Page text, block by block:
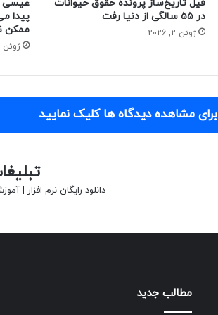
فیل تاریخ‌ساز پرونده حقوق حیوانات
در ۵۵ سالگی از دنیا رفت
ژوئن 2, 2026
عیسی
پیدا
ممکن
ژوئن 2, 2026
برای مشاهده دیدگاه ها کلیک نمایید
دانلود رایگان نرم افزار
مطالب جدید